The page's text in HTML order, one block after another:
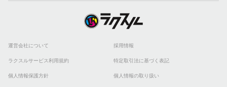
運営会社について 採用情報
ラクスルサービス利用規約 特定取引法に基づく表記
個人情報保護方針 個人情報の取り扱い